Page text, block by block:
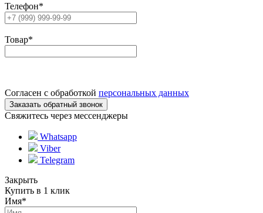
Телефон*
Товар*
Согласен с обработкой персональных данных
Свяжитесь через мессенджеры
Whatsapp
Viber
Telegram
Закрыть
Купить в 1 клик
Имя*